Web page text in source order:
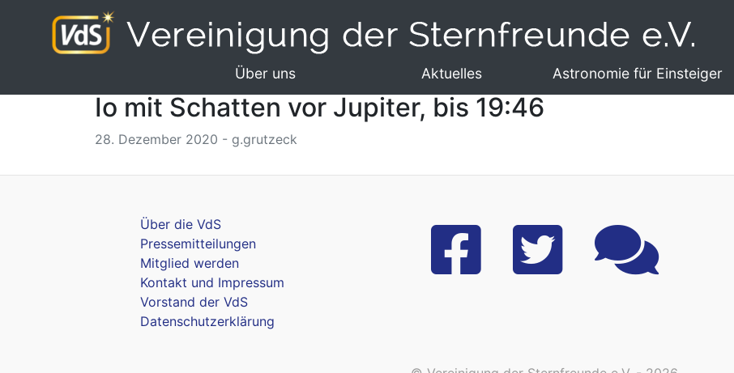
Über uns Aktuelles Astronomie für Einsteiger
Io mit Schatten vor Jupiter, bis 19:46
28. Dezember 2020 - g.grutzeck
Über die VdS
Pressemitteilungen
Mitglied werden
Kontakt und Impressum
Vorstand der VdS
Datenschutzerklärung